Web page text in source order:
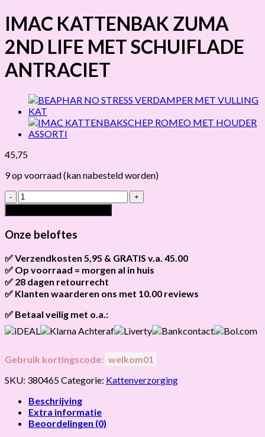
IMAC KATTENBAK ZUMA
2ND LIFE MET SCHUIFLADE
ANTRACIET
45,75
9 op voorraad (kan nabesteld worden)
IMAC
KATTENBAK
ZUMA
2ND
LIFE
SCHUIFLADE
ANTRACIET
hoeveelheid
Onze beloftes
✅ Verzendkosten 5,95 & GRATIS v.a. 45.00
Brievenbus verzendingen zijn 3,95, een pakket 5,95 en
bestellingen v.a. 45,00 worden gratis verzonden.
✅ Op voorraad = morgen al in huis
Als het product op voorraad is en je bestelt vóór 13:00, wordt
hetvandaag nog verzonden.
✅ 28 dagen retourrecht
Niet tevreden? Geen probleem! Je hebt28 dagen
✅ Klanten waarderen ons met 10.00 reviews
✅ Betaal veilig met o.a.:
Gebruik kortingscode: welkom01
SKU: 380465Categorie: Kattenverzorging
Beschrijving
Extra informatie
Beoordelingen (0)